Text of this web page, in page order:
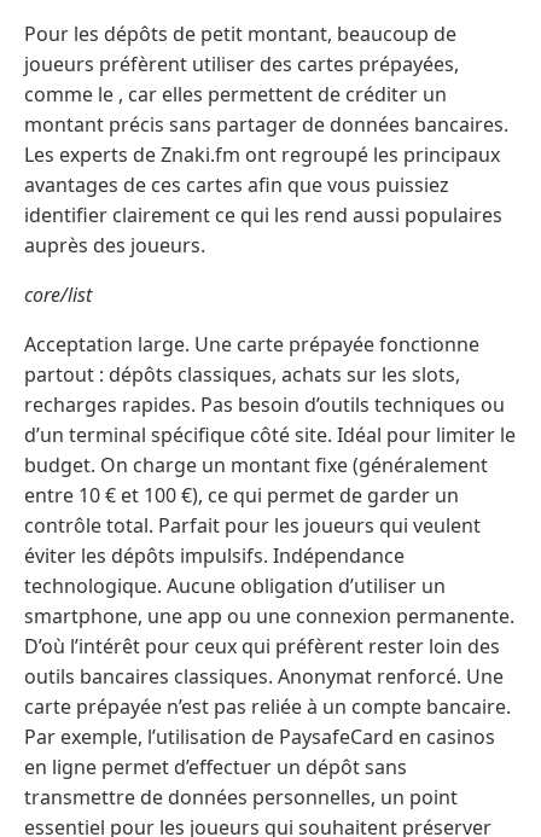
Pour les dépôts de petit montant, beaucoup de
joueurs préfèrent utiliser des cartes prépayées,
comme le , car elles permettent de créditer un
montant précis sans partager de données bancaires.
Les experts de Znaki.fm ont regroupé les principaux
avantages de ces cartes afin que vous puissiez
identifier clairement ce qui les rend aussi populaires
auprès des joueurs.
core/list
Acceptation large. Une carte prépayée fonctionne
partout : dépôts classiques, achats sur les slots,
recharges rapides. Pas besoin d’outils techniques ou
d’un terminal spécifique côté site. Idéal pour limiter le
budget. On charge un montant fixe (généralement
entre 10 € et 100 €), ce qui permet de garder un
contrôle total. Parfait pour les joueurs qui veulent
éviter les dépôts impulsifs. Indépendance
technologique. Aucune obligation d’utiliser un
smartphone, une app ou une connexion permanente.
D’où l’intérêt pour ceux qui préfèrent rester loin des
outils bancaires classiques. Anonymat renforcé. Une
carte prépayée n’est pas reliée à un compte bancaire.
Par exemple, l’utilisation de PaysafeCard en casinos
en ligne permet d’effectuer un dépôt sans
transmettre de données personnelles, un point
essentiel pour les joueurs qui souhaitent préserver